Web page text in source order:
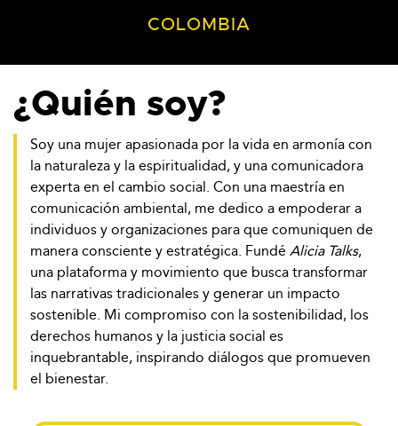
COLOMBIA
¿Quién soy?
Soy una mujer apasionada por la vida en armonía con
la naturaleza y la espiritualidad, y una comunicadora
experta en el cambio social. Con una maestría en
comunicación ambiental, me dedico a empoderar a
individuos y organizaciones para que comuniquen de
manera consciente y estratégica. FundéAlicia Talks,
una plataforma y movimiento que busca transformar
las narrativas tradicionales y generar un impacto
sostenible. Mi compromiso con la sostenibilidad, los
derechos humanos y la justicia social es
inquebrantable, inspirando diálogos que promueven
el bienestar.